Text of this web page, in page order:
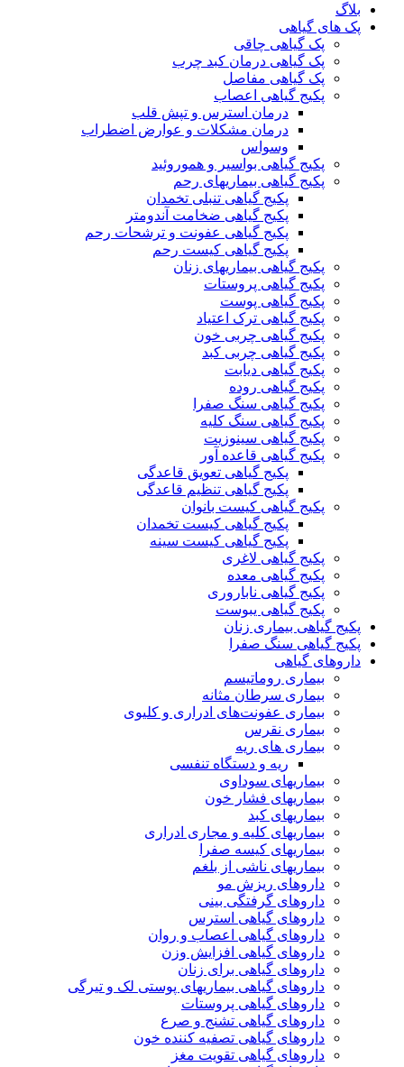
بلاگ
پک های گیاهی
پک گیاهی چاقی
پک گیاهی درمان کبد چرب
پک گیاهی مفاصل
پکیج گیاهی اعصاب
درمان استرس و تپش قلب
درمان مشکلات و عوارض اضطراب
وسواس
پکیج گیاهی بواسیر و هموروئید
پکیج گیاهی بیماریهای رحم
پکیج گیاهی تنبلی تخمدان
پکیج گیاهی ضخامت آندومتر
پکیج گیاهی عفونت و ترشحات رحم
پکیج گیاهی کیست رحم
پکیج گیاهی بیماریهای زنان
پکیج گیاهی پروستات
پکیج گیاهی پوست
پکیج گیاهی ترک اعتیاد
پکیج گیاهی چربی خون
پکیج گیاهی چربی کبد
پکیج گیاهی دیابت
پکیج گیاهی روده
پکیج گیاهی سنگ صفرا
پکیج گیاهی سنگ کلیه
پکیج گیاهی سینوزیت
پکیج گیاهی قاعده آور
پکیج گیاهی تعویق قاعدگی
پکیج گیاهی تنظیم قاعدگی
پکیج گیاهی کیست بانوان
پکیج گیاهی کیست تخمدان
پکیج گیاهی کیست سینه
پکیج گیاهی لاغری
پکیج گیاهی معده
پکیج گیاهی ناباروری
پکیج گیاهی یبوست
پکیج گیاهی بیماری زنان
پکیج گیاهی سنگ صفرا
داروهای گیاهی
بیماری روماتیسم
بیماری سرطان مثانه
بیماری عفونت‌های ادراری و کلیوی
بیماری نقرس
بیماری های ریه
ریه و دستگاه تنفسی
بیماریهای سوداوی
بیماریهای فشار خون
بیماریهای کبد
بیماریهای کلیه و مجاری ادراری
بیماریهای کیسه صفرا
بیماریهای ناشی از بلغم
داروهای ریزش مو
داروهای گرفتگی بینی
داروهای گیاهی استرس
داروهای گیاهی اعصاب و روان
داروهای گیاهی افزایش وزن
داروهای گیاهی برای زنان
داروهای گیاهی بیماریهای پوستی لک و تیرگی
داروهای گیاهی پروستات
داروهای گیاهی تشنج و صرع
داروهای گیاهی تصفیه کننده خون
داروهای گیاهی تقویت مغز